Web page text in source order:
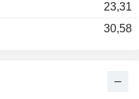
23,31
30,58